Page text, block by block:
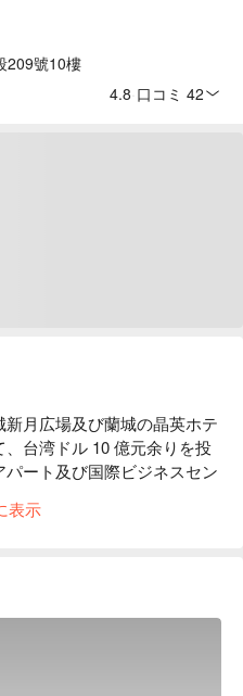
209號10樓
4.8 口コミ 42
月広場及び蘭城の晶英ホテ
台湾ドル 10 億元余りを投
ート及び国際ビジネスセン
九の中継駅の上に、優れる
じて、大師集団が持つ
伝えを持って、その名を世
表示